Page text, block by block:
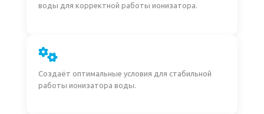
воды для корректной работы ионизатора.
Создаёт оптимальные условия для стабильной
работы ионизатора воды.